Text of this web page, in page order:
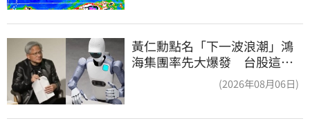
黃仁勳點名「下一波浪潮」鴻
海集團率先大爆發 台股這族
(2026年08月06日)